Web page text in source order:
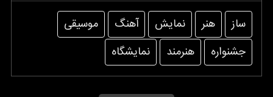
ساز هنر نمایش آهنگ
موسیقی
جشنواره
هنرمند نمایشگاه